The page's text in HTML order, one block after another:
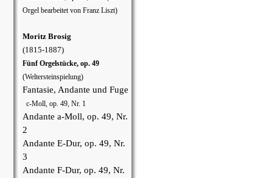
Orgel bearbeitet von Franz Liszt)
Moritz Brosig
(1815-1887)
Fünf Orgelstücke, op. 49
(Weltersteinspielung)
Fantasie, Andante und Fuge
c-Moll, op. 49, Nr. 1
Andante a-Moll, op. 49, Nr.
2
Andante E-Dur, op. 49, Nr.
3
Andante F-Dur, op. 49, Nr.